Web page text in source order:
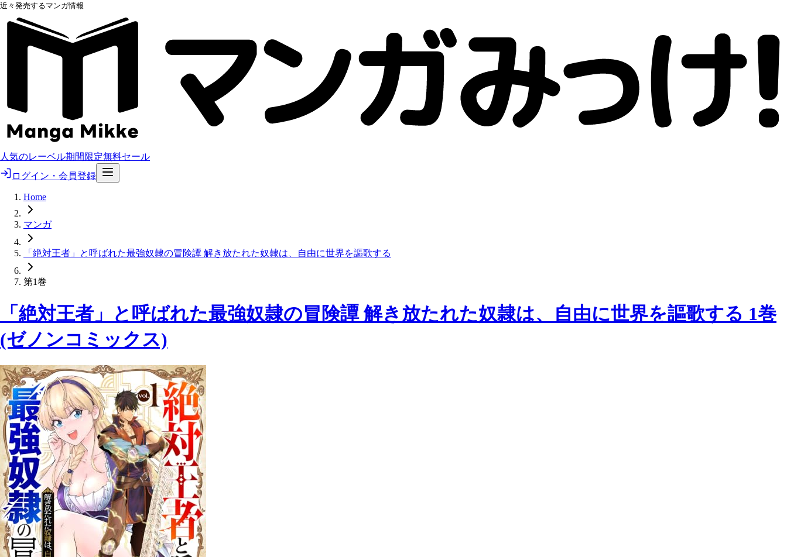
近々発売するマンガ情報
人気のレーベル期間限定無料セール
ログイン・会員登録
Home
マンガ
「絶対王者」と呼ばれた最強奴隷の冒険譚 解き放たれた奴隷は、自由に世界を謳歌する
第1巻
「絶対王者」と呼ばれた最強奴隷の冒険譚 解き放たれた奴隷は、自由に世界を謳歌する 1巻
(ゼノンコミックス)